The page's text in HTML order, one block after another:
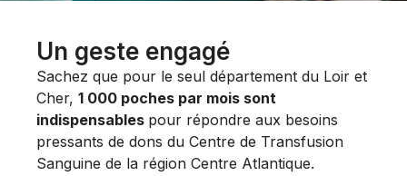
Un geste engagé
Sachez que pour le seul département du Loir et
Cher, 1 000 poches par mois sont
indispensables pour répondre aux besoins
pressants de dons du Centre de Transfusion
Sanguine de la région Centre Atlantique.